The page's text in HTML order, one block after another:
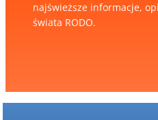
najświeższe informacje,
świata RODO.